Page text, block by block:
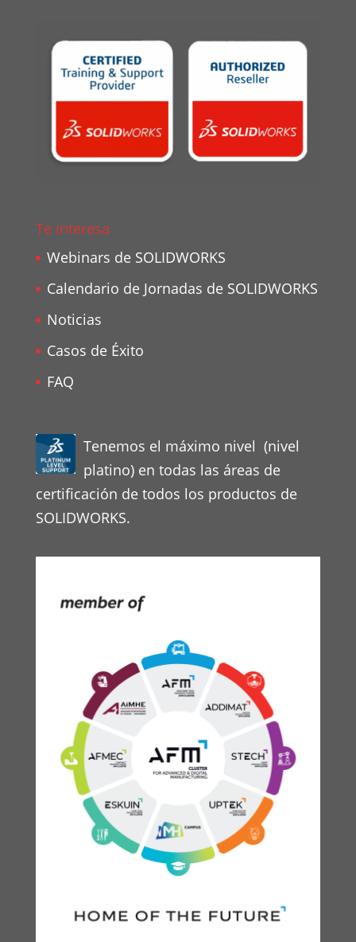
Te interesa
Webinars de SOLIDWORKS
Calendario de Jornadas de SOLIDWORKS
Noticias
Casos de Éxito
FAQ
Tenemos el máximo nivel (nivel
platino) en todas las áreas de
certificación de todos los productos de
SOLIDWORKS.